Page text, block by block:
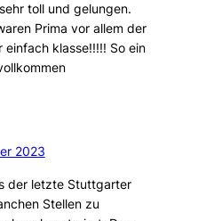
toll und gelungen.
Prima vor allem der
klasse!!!!! So ein
2023
der letzte Stuttgarter
Stellen zu